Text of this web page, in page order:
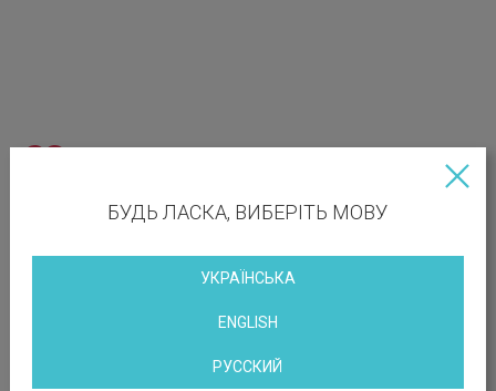
Вакантні площі: 324 кв.м
БУДЬ ЛАСКА, ВИБЕРІТЬ МОВУ
УКРАЇНСЬКА
ENGLISH
РУССКИЙ